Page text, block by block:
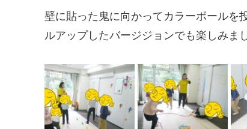
壁に貼った鬼に向かってカラーボールを
ルアップしたバージジョンでも楽しみまし